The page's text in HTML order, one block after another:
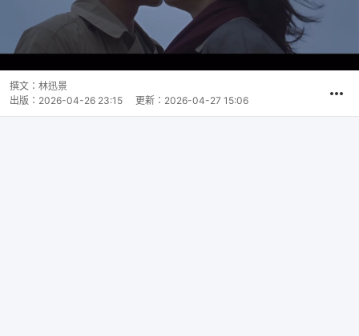
撰文： 林迅景
出版： 2026-04-26 23:15 更新： 2026-04-27 15:06